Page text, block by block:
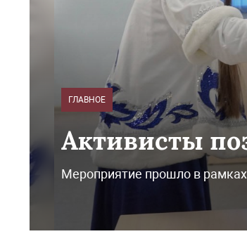
ГЛАВНОЕ
Активисты
Мероприятие прошло в